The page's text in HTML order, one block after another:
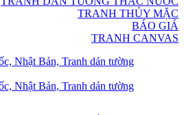
TRANH THỦY MẶC
BÁO GIÁ
TRANH CANVAS